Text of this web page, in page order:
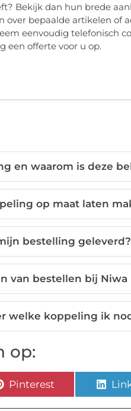
Bekijk dan hun brede
bepaalde artikelen of
eenvoudig telefonisch
een offerte voor u op.
en waarom is deze
op maat laten
bestelling geleverd?
van bestellen bij Niwa
welke koppeling ik
op:
Pinterest